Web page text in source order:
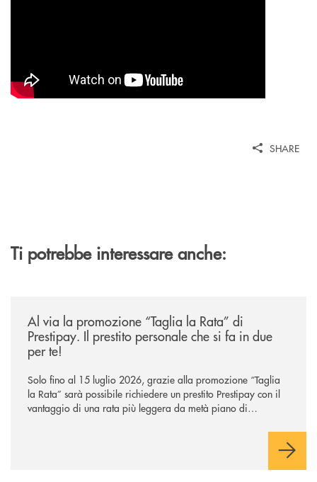
SHARE
Ti potrebbe interessare anche:
Al via la promozione “Taglia la Rata” di
Prestipay. Il prestito personale che si fa in due
per te!
Solo fino al 15 luglio 2026, grazie alla promozione “Taglia
la Rata” sarà possibile richiedere un prestito Prestipay con il
vantaggio di una rata più leggera da metà piano di